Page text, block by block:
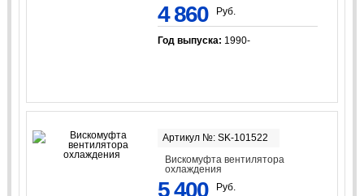
4 860 Руб.
Год выпуска: 1990-
Артикул №: SK-101522
Вискомуфта вентилятора
охлаждения
5 400 Руб.